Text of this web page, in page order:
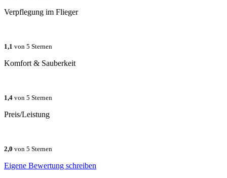
Verpflegung im Flieger
1,1 von 5 Sternen
Komfort & Sauberkeit
1,4 von 5 Sternen
Preis/Leistung
2,0 von 5 Sternen
Eigene Bewertung schreiben